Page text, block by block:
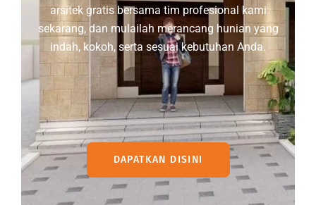
arsitek gratis bersama tim profesional kami
sekarang, dan mulailah merancang hunian yang
indah, kokoh, serta sesuai kebutuhan Anda.
DAPATKAN DISINI